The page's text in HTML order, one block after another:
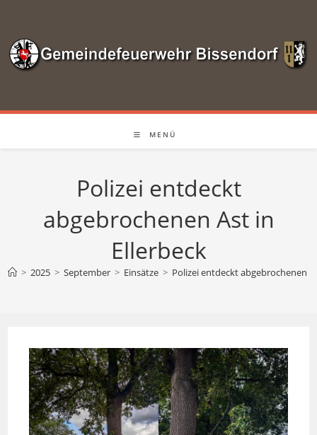
springen
MENÜ
Polizei entdeckt
abgebrochenen Ast in
Ellerbeck
> 2025 > September > Einsätze > Polizei entdeckt abgebrochenen